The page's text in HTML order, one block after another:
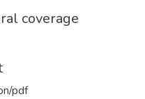
coverage
pdf